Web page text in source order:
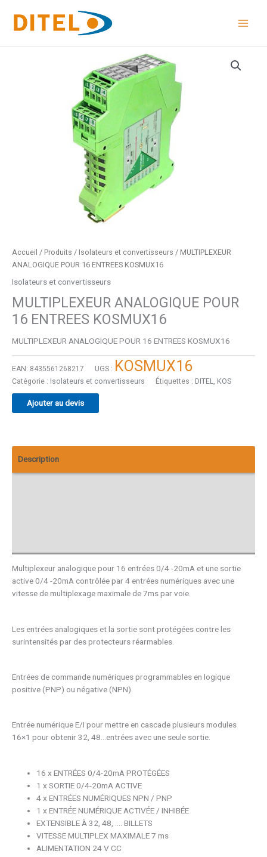
contenu
Accueil / Produits / Isolateurs et convertisseurs / MULTIPLEXEUR
ANALOGIQUE POUR 16 ENTREES KOSMUX16
Isolateurs et convertisseurs
MULTIPLEXEUR ANALOGIQUE POUR
16 ENTREES KOSMUX16
MULTIPLEXEUR ANALOGIQUE POUR 16 ENTREES KOSMUX16
EAN: 8435561268217 UGS : KOSMUX16
Catégorie : Isolateurs et convertisseurs Étiquettes : DITEL KOS
Ajouter au devis
Description
Multiplexeur analogique pour 16 entrées 0/4 -20mA et une sortie
active 0/4 -20mA contrôlée par 4 entrées numériques avec une
vitesse de multiplexage maximale de 7ms par voie.
Les entrées analogiques et la sortie sont protégées contre les
surintensités par des protecteurs réarmables.
Entrées de commande numériques programmables en logique
positive (PNP) ou négative (NPN).
Entrée numérique E/I pour mettre en cascade plusieurs modules
16×1 pour obtenir 32, 48…entrées avec une seule sortie.
16 x ENTRÉES 0/4-20mA PROTÉGÉES
1 x SORTIE 0/4-20mA ACTIVE
4 x ENTRÉES NUMÉRIQUES NPN / PNP
1 x ENTRÉE NUMÉRIQUE ACTIVÉE / INHIBÉE
EXTENSIBLE À 32, 48, …. BILLETS
VITESSE MULTIPLEX MAXIMALE 7 ms
ALIMENTATION 24 V CC